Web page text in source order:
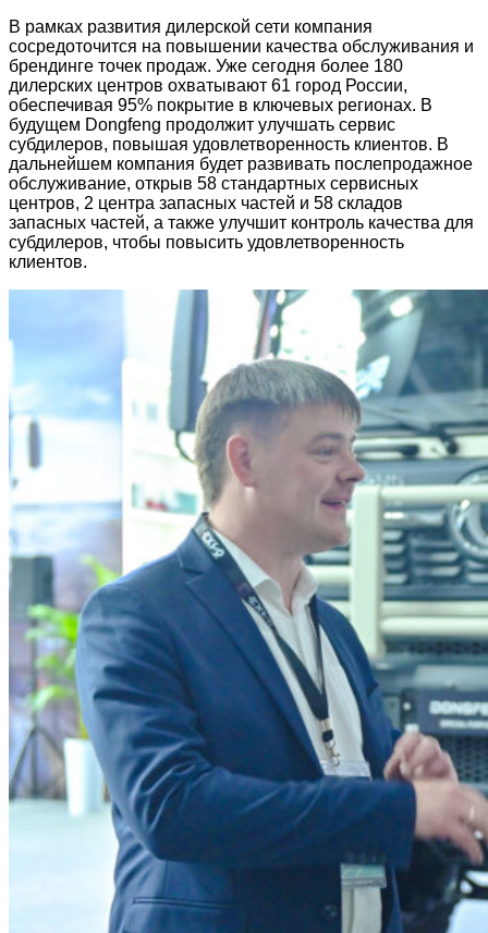
В рамках развития дилерской сети компания
сосредоточится на повышении качества обслуживания и
брендинге точек продаж. Уже сегодня более 180
дилерских центров охватывают 61 город России,
обеспечивая 95% покрытие в ключевых регионах. В
будущем Dongfeng продолжит улучшать сервис
субдилеров, повышая удовлетворенность клиентов. В
дальнейшем компания будет развивать послепродажное
обслуживание, открыв 58 стандартных сервисных
центров, 2 центра запасных частей и 58 складов
запасных частей, а также улучшит контроль качества для
субдилеров, чтобы повысить удовлетворенность
клиентов.